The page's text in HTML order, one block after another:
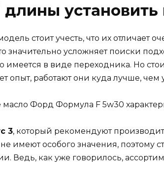
установить
стоит учесть, что их
значительно усложняет поиски
имеется в виде переходника. Но
опыт, работают они куда лучше,
масло Форд Формула F 5w30
3, который рекомендуют
имеют особого значения, поэтому
Ведь, как уже говорилось,